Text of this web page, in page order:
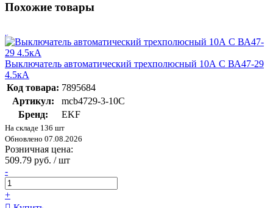
Похожие товары
Выключатель автоматический трехполюсный 10А С ВА47-29
4.5кА
Код товара: 7895684
Артикул:
mcb4729-3-10C
Бренд:
EKF
На складе 136 шт
Обновлено 07.08.2026
Розничная цена:
509.79 руб. / шт
-
+